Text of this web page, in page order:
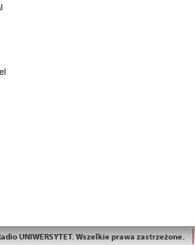
UNIWERSYTET. Wszelkie prawa zastrzeżone.